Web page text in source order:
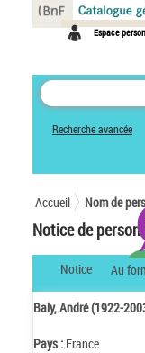
Espace
Recherche avancée
Accueil Nom de
Notice de
Notice Au
Baly, André (1922-
Pays : France
Panneau de gestion des